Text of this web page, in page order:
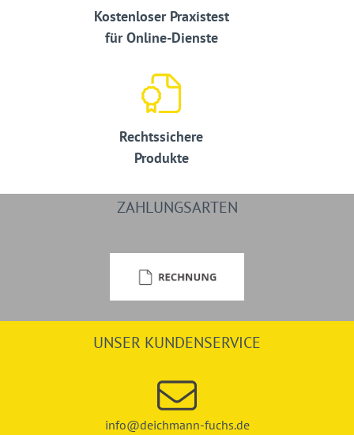
Kostenloser Praxistest
für Online-Dienste
Rechtssichere
Produkte
ZAHLUNGSARTEN
UNSER KUNDENSERVICE
info@deichmann-fuchs.de